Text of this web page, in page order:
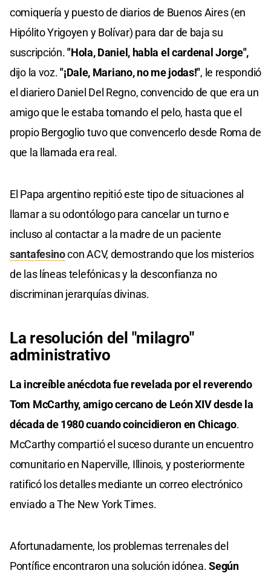
comiquería y puesto de diarios de Buenos Aires (en
Hipólito Yrigoyen y Bolívar) para dar de baja su
suscripción."Hola, Daniel, habla el cardenal Jorge",
dijo la voz."¡Dale, Mariano, no me jodas!", le respondió
el diariero Daniel Del Regno, convencido de que era un
amigo que le estaba tomando el pelo, hasta que el
propio Bergoglio tuvo que convencerlo desde Roma de
que la llamada era real.
El Papa argentino repitió este tipo de situaciones al
llamar a su odontólogo para cancelar un turno e
incluso al contactar a la madre de un paciente
santafesinocon ACV, demostrando que los misterios
de las líneas telefónicas y la desconfianza no
discriminan jerarquías divinas.
La resolución del "milagro"
administrativo
La increíble anécdota fue revelada por el reverendo
Tom McCarthy, amigo cercano de León XIV desde la
década de 1980 cuando coincidieron en Chicago.
McCarthy compartió el suceso durante un encuentro
comunitario en Naperville, Illinois, y posteriormente
ratificó los detalles mediante un correo electrónico
enviado a The New York Times.
Afortunadamente, los problemas terrenales del
Pontífice encontraron una solución idónea.Según